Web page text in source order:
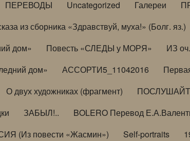
ПЕРЕВОДЫ Uncategorized Галереи
из сборника «Здравствуй, муха!» (Болг. яз.)
дом» Повесть «СЛЕДЫ у МОРЯ» ИЗ
дом» АССОРТИ5_11042016
О двух художниках (фрагмент)
ЗАБЫЛ!.. BOLERO Перевод
(Из повести «Жасмин») Self-portraits